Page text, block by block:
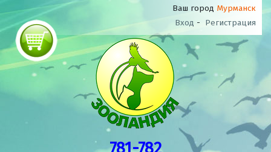
Ваш город Мурманск
Вход - Регистрация